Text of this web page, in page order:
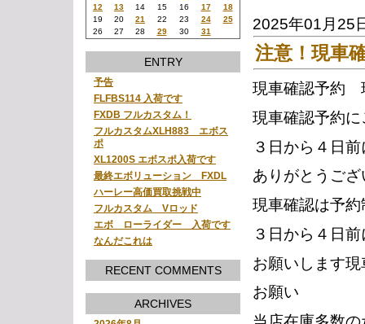
12
13 14 15 16 17
18
19
20 21 22 23 24
25
26
27 28 29 30 31
ENTRY
予告
FLFBS114 入荷です
FXDB フルカスタム！
フルカスタムXLH883 エボス
ポ
XL1200S エボスポ入荷です
最終エボリューション FXDL
ハーレー高価買取挑戦中
フルカスタム Vロッド
エボ ローライダー 入荷です
なんだこれは
RECENT COMMENTS
ARCHIVES
2025年01月25
注意！現車
現車確認予約
現車確認予約
３日から４日
ありがとうご
現車確認は予
３日から４日
お願いします
お願い